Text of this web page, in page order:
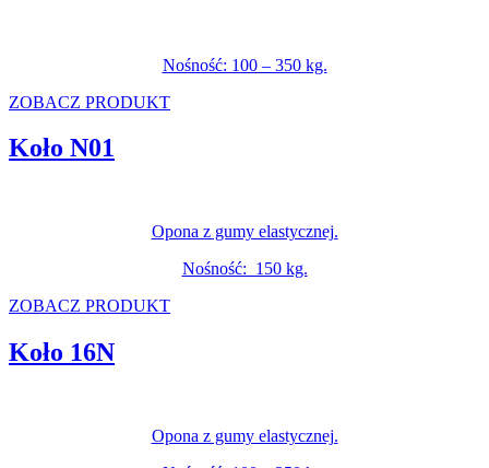
Nośność: 100 – 350 kg.
ZOBACZ PRODUKT
Koło N01
Opona z gumy elastycznej.
Nośność: 150 kg.
ZOBACZ PRODUKT
Koło 16N
Opona z gumy elastycznej.